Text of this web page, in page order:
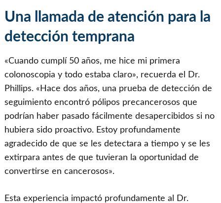
Una llamada de atención para la
detección temprana
«Cuando cumplí 50 años, me hice mi primera
colonoscopia y todo estaba claro», recuerda el Dr.
Phillips. «Hace dos años, una prueba de detección de
seguimiento encontró pólipos precancerosos que
podrían haber pasado fácilmente desapercibidos si no
hubiera sido proactivo. Estoy profundamente
agradecido de que se les detectara a tiempo y se les
extirpara antes de que tuvieran la oportunidad de
convertirse en cancerosos».
Esta experiencia impactó profundamente al Dr.